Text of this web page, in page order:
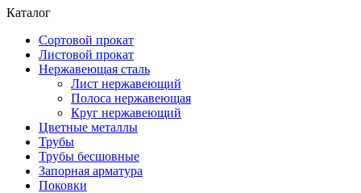
Каталог
Сортовой прокат
Листовой прокат
Нержавеющая сталь
Лист нержавеющий
Полоса нержавеющая
Круг нержавеющий
Цветные металлы
Трубы
Трубы бесшовные
Запорная арматура
Поковки